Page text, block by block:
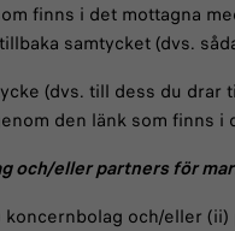
finns i det mottagna
samtycket (dvs.
(dvs. till dess du
den länk som finns i
och/eller partners för
och/eller